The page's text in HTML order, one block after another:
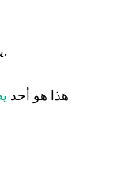
يدعم الفخذين والكاحلين وأغطية الركبة.
هذا هو أحد